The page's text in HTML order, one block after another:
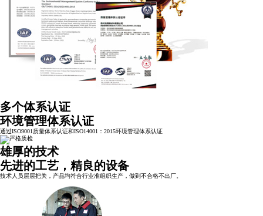
多个体系认证
环境管理体系认证
通过ISO9001质量体系认证和ISO14001：2015环境管理体系认证
雄厚的技术
先进的工艺，精良的设备
技术人员层层把关，产品均符合行业准组织生产，做到不合格不出厂。